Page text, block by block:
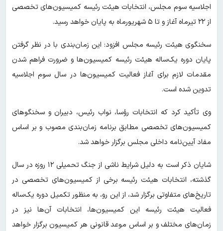
اجلاسیه سوم مجلس، انتخابات هیئت رئیسه کمیسیون‌های تخصصی
از ۲۲ تیرماه آغاز و تا ۵ شهریورماه به پایان خواهد رسید.
سخنگوی هیئت‌ رئیسه مجلس افزود: این زمان‌بندی با در نظر گرفتن
پایان دوره یک‌ساله هیئت رئیسه کمیسیون‌ها و ضرورت فراهم شدن
مقدمات لازم برای آغاز فعالیت کمیسیون‌ها در سال سوم اجلاسیه
تدوین شده است.
وی تأکید کرد که انتخابات رؤسا، نواب رئیس، دبیران و سخنگوهای
کمیسیون‌های تخصصی مطابق برنامه زمان‌بندی مصوب و بر اساس
مفاد آیین‌نامه داخلی مجلس برگزار خواهد شد.
شایان ذکر است به دلیل شرایط ناشی از جنگ تحمیلی ۱۲ روزه در سال
گذشته، انتخابات هیئت رئیسه برخی از کمیسیون‌های تخصصی در
تاریخ‌های متفاوتی برگزار شد، از این رو، به منظور تکمیل دوره یک‌ساله
فعالیت هیئت‌ رئیسه این کمیسیون‌ها، انتخابات آن‌ها نیز در
زمان‌های مختلف و بر اساس موعد قانونی هر کمیسیون برگزار خواهد